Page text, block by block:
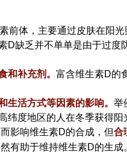
前体，主要通过皮肤在阳
缺乏并不单单是由于过度
和补充剂。 富含维生素D的
生活方式等因素的影响。 举
度地区的人在冬季获得
影响维生素D的合成，但合
助于维持维生素D的生成